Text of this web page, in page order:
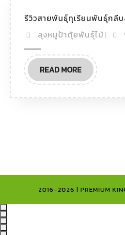
รีวิวสายพันธุ์ทุเรียนพันธุ์กลี
ลุงหมูป้าตุ้ยพันธุ์ไม้
READ MORE
2016-2026 | PREMIUM